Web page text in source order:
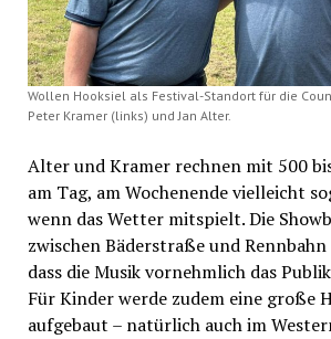
Wollen Hooksiel als Festival-Standort für die
Peter Kramer (links) und Jan Alter.
Alter und Kramer rechnen mit 500
am Tag, am Wochenende vielleicht
wenn das Wetter mitspielt. Die
zwischen Bäderstraße und
dass die Musik vornehmlich das
Für Kinder werde zudem eine große
aufgebaut – natürlich auch im